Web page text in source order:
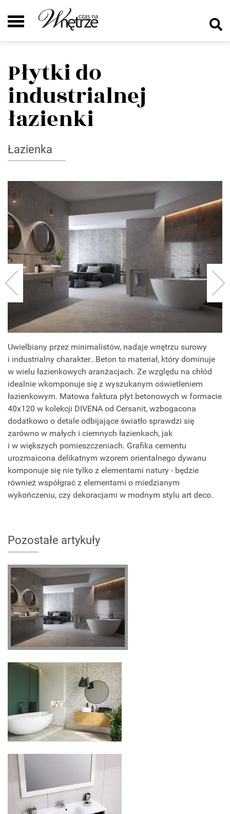
Płytki do
industrialnej
łazienki
Łazienka
Uwielbiany przez minimalistów, nadaje wnętrzu surowy
i industrialny charakter…Beton to materiał, który dominuje
w wielu łazienkowych aranżacjach. Ze względu na chłód
idealnie wkomponuje się z wyszukanym oświetleniem
łazienkowym. Matowa faktura płyt betonowych w formacie
40x120 w kolekcji DIVENA od Cersanit, wzbogacona
dodatkowo o detale odbijające światło sprawdzi się
zarówno w małych i ciemnych łazienkach, jak
i w większych pomieszczeniach. Grafika cementu
urozmaicona delikatnym wzorem orientalnego dywanu
komponuje się nie tylko z elementami natury - będzie
również współgrać z elementami o miedzianym
wykończeniu, czy dekoracjami w modnym stylu art deco.
Pozostałe artykuły